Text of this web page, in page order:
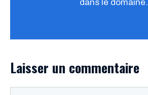
dans le domaine.
Laisser un commentaire